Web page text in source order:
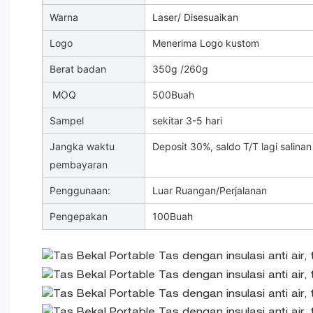
Warna Laser/ Disesuaikan
Logo Menerima Logo kustom
Berat badan 350g /260g
MOQ 500Buah
Sampel sekitar 3-5 hari
Jangka waktu
pembayaran
Deposit 30%, saldo T/T lagi
Penggunaan: Luar Ruangan/Perjalanan
Pengepakan 100Buah